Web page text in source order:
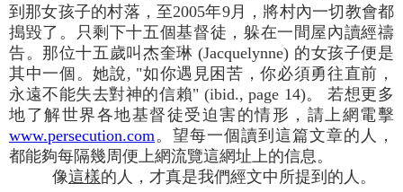
到那女孩子的村落，至2005年9月，將村內一切教會都
搗毀了。只剩下十五個基督徒，躲在一間屋內讀經禱
告。那位十五歲叫杰奎琳 (Jacquelynne) 的女孩子便是
其中一個。她說, "如你遇見困苦，你必須勇往直前，
永遠不能失去對神的信賴" (ibid., page 14)。 若想更多
地了解世界各地基督徒受迫害的情形，請上網電擊
www.persecution.com。望每一個讀到這篇文章的人，
都能夠每隔幾周便上網流覽這網址上的信息。
像這樣的人，才真是我們經文中所提到的人。